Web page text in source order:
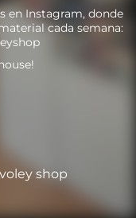
en Instagram, donde
cada semana:
shop